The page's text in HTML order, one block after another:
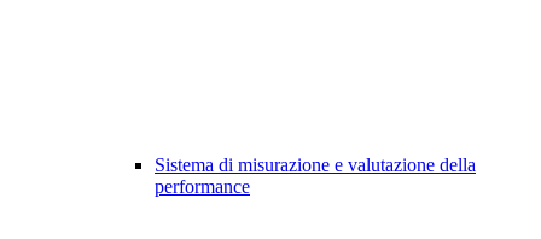
Sistema di misurazione e valutazione della
performance